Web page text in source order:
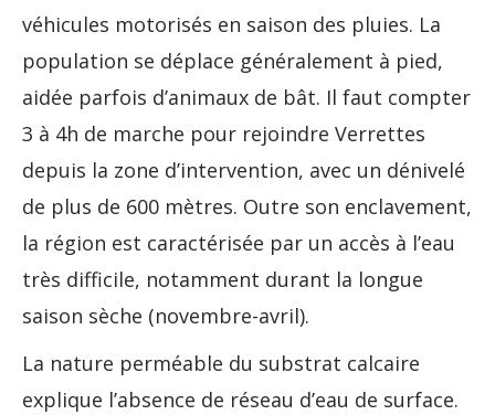
véhicules motorisés en saison des pluies. La
population se déplace généralement à pied,
aidée parfois d’animaux de bât. Il faut compter
3 à 4h de marche pour rejoindre Verrettes
depuis la zone d’intervention, avec un dénivelé
de plus de 600 mètres. Outre son enclavement,
la région est caractérisée par un accès à l’eau
très difficile, notamment durant la longue
saison sèche (novembre-avril).
La nature perméable du substrat calcaire
explique l’absence de réseau d’eau de surface.